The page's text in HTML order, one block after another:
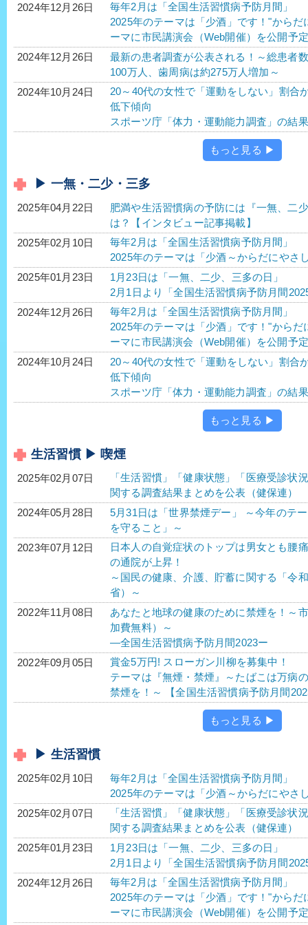
2024年12月26日
毎年2月は「全国生活習慣病予防月間」
2025年のテーマは「少酒」です！"から
ーマに市民講演会（Web開催）を公開予定
2024年12月26日
最新の患者調査が公表される！～総患者
100万人、歯周病は約275万人増加～
2024年10月24日
20～40代の女性で「運動をしない」割合
低下傾向
スポーツ庁「体力・運動能力調査」の結果
もっと見る ▶
▶ 一無・二少・三多
2025年04月22日
肥満や生活習慣病の予防には『一無、二
は？【インタビュー記事掲載】
2025年02月10日
毎年2月は「全国生活習慣病予防月間」
2025年のテーマは「少酒～からだにやさ
2025年01月23日
1月23日は「一無、二少、三多の日」
2月1日より「全国生活習慣病予防月間
2024年12月26日
毎年2月は「全国生活習慣病予防月間」
2025年のテーマは「少酒」です！"から
ーマに市民講演会（Web開催）を公開予定
2024年10月24日
20～40代の女性で「運動をしない」割合
低下傾向
スポーツ庁「体力・運動能力調査」の結果
もっと見る ▶
生活習慣 ▶ 喫煙
2025年02月07日
「生活習慣」「健康状態」「医療受診状
関する調査結果まとめを公表（健保連）
2024年05月28日
5月31日は「世界禁煙デー」 ～今年のテ
を守ること」～
2023年07月12日
日本人の自覚症状のトップは男女とも腰
の通院が上昇！
～国民の健康、介護、貯蓄に関する「令
省）～
2022年11月08日
あなたと地球の健康のために禁煙を！～
加費無料）～
―全国生活習慣病予防月間2023ー
2022年09月05日
賞金5万円! スローガン川柳を募集中！
テーマは『無煙・禁煙』～たばこは万病
禁煙を！～ 【全国生活習慣病予防月間
もっと見る ▶
▶ 生活習慣
2025年02月10日
毎年2月は「全国生活習慣病予防月間」
2025年のテーマは「少酒～からだにやさ
2025年02月07日
「生活習慣」「健康状態」「医療受診状
関する調査結果まとめを公表（健保連）
2025年01月23日
1月23日は「一無、二少、三多の日」
2月1日より「全国生活習慣病予防月間
2024年12月26日
毎年2月は「全国生活習慣病予防月間」
2025年のテーマは「少酒」です！"から
ーマに市民講演会（Web開催）を公開予定